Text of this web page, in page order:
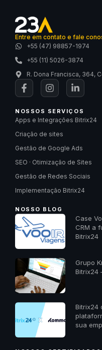
Entre em contato e fale
+55 (47) 98857-1974
+55 (11) 5026-3874
R. Dona Francisca, 364,
NOSSOS SERVIÇOS
Apps e Integrações Bitrix24
Criação de sites
Gestão de Google Ads
SEO · Otimização de Sites
Gestão de Redes Sociais
Implementação Bitrix24
NOSSO BLOG
Case
CRM a
Bitrix24
Grupo
Bitrix24
Bitrix24
sua